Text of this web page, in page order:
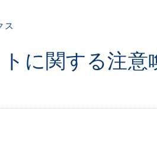
ス
に関する注意